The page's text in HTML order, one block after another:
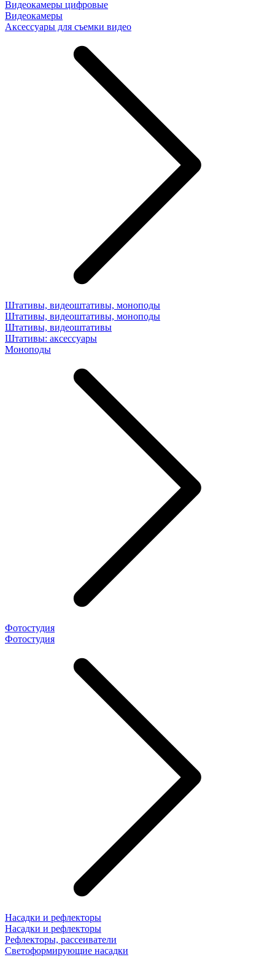
Видеокамеры цифровые
Видеокамеры
Аксессуары для съемки видео
Штативы, видеоштативы, моноподы
Штативы, видеоштативы, моноподы
Штативы, видеоштативы
Штативы: аксессуары
Моноподы
Фотостудия
Фотостудия
Насадки и рефлекторы
Насадки и рефлекторы
Рефлекторы, рассеиватели
Светоформирующие насадки